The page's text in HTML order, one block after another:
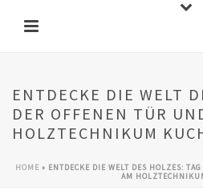
ENTDECKE DIE WELT
DER OFFENEN TÜR
HOLZTECHNIKUM
HOME » ENTDECKE DIE WELT DES HOLZES:
AM